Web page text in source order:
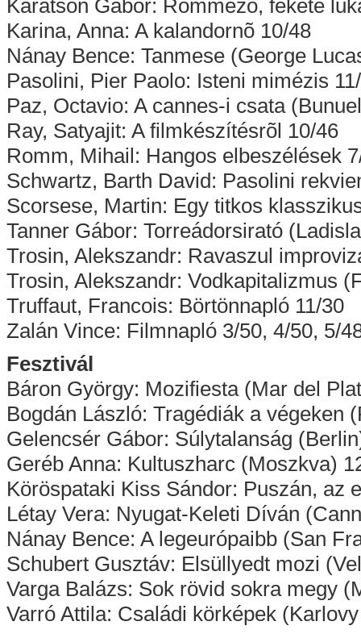
Karátson Gábor: Rommezõ, fekete
Karina, Anna: A kalandornõ 10/48
Nánay Bence: Tanmese (George
Pasolini, Pier Paolo: Isteni mimézis
Paz, Octavio: A cannes-i csata
Ray, Satyajit: A filmkészítésrõl 10/46
Romm, Mihail: Hangos elbeszélések
Schwartz, Barth David: Pasolini
Scorsese, Martin: Egy titkos
Tanner Gábor: Torreádorsirató
Trosin, Alekszandr: Ravaszul
Trosin, Alekszandr: Vodkapitalizmus
Truffaut, Francois: Börtönnapló 11/30
Zalán Vince: Filmnapló 3/50, 4/50, 5/
Fesztivál
Báron György: Mozifiesta (Mar del
Bogdán László: Tragédiák a végeken
Gelencsér Gábor: Súlytalanság
Geréb Anna: Kultuszharc (Moszkva)
Köröspataki Kiss Sándor: Puszán, az
Létay Vera: Nyugat-Keleti Díván
Nánay Bence: A legeurópaibb (San
Schubert Gusztáv: Elsüllyedt mozi
Varga Balázs: Sok rövid sokra megy
Varró Attila: Családi körképek